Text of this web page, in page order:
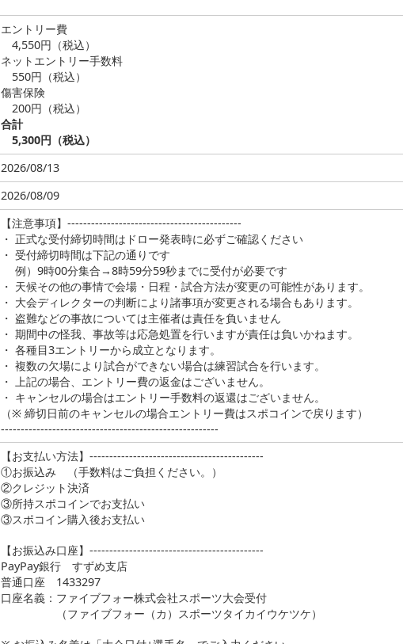
エントリー費
4,550円（税込）
ネットエントリー手数料
550円（税込）
傷害保険
200円（税込）
合計
5,300円（税込）
2026/08/13
2026/08/09
【注意事項】--------------------------------------------
・ 正式な受付締切時間はドロー発表時に必ずご確認ください
・ 受付締切時間は下記の通りです
例）9時00分集合→8時59分59秒までに受付が必要です
・ 天候その他の事情で会場・日程・試合方法が変更の可能性があります。
・ 大会ディレクターの判断により諸事項が変更される場合もあります。
・ 盗難などの事故については主催者は責任を負いません
・ 期間中の怪我、事故等は応急処置を行いますが責任は負いかねます。
・ 各種目3エントリーから成立となります。
・ 複数の欠場により試合ができない場合は練習試合を行います。
・ 上記の場合、エントリー費の返金はございません。
・ キャンセルの場合はエントリー手数料の返還はございません。
（※ 締切日前のキャンセルの場合エントリー費はスポコインで戻ります）
-------------------------------------------------------
【お支払い方法】--------------------------------------------
①お振込み （手数料はご負担ください。）
②クレジット決済
③所持スポコインでお支払い
③スポコイン購入後お支払い
【お振込み口座】--------------------------------------------
PayPay銀行 すずめ支店
普通口座 1433297
口座名義：ファイブフォー株式会社スポーツ大会受付
（ファイブフォー（カ）スポーツタイカイウケツケ）